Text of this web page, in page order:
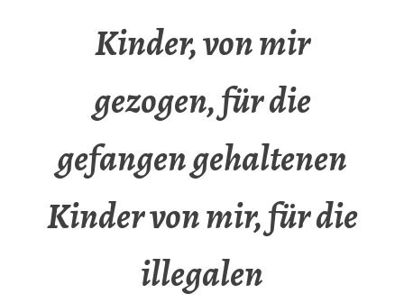
Kinder, von mir
gezogen, für die
gefangen gehaltenen
Kinder von mir, für die
illegalen